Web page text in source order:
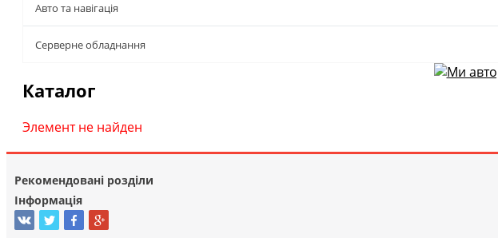
Авто та навігація
Серверне обладнання
Каталог
Элемент не найден
Рекомендовані розділи
Інформація